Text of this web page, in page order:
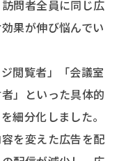
問者全員に同じ広
果が伸び悩んでい
閲覧者」「会議室
」といった具体的
細分化しました。
を変えた広告を配